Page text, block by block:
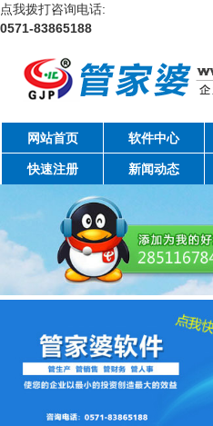
点我拨打咨询电话:
0571-83865188
网站首页 软件中心
快速注册 新闻动态